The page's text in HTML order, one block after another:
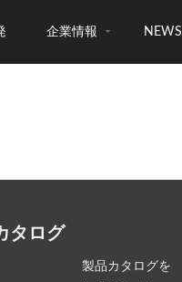
企業情報 NEWS
タログ
製品カタログを